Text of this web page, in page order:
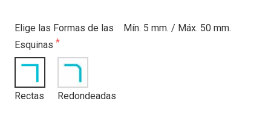
Elige las Formas de las
Esquinas
Rectas Redondeadas
Mín. 5 mm. / Máx. 50 mm.